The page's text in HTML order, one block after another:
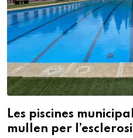
Les piscines
mullen per